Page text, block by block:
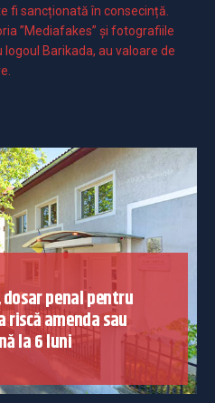
fi sancționată în consecință.
”Mediafakes” și fotografiile
Barikada, au valoare de
penal pentru
amenda sau
la 6 luni